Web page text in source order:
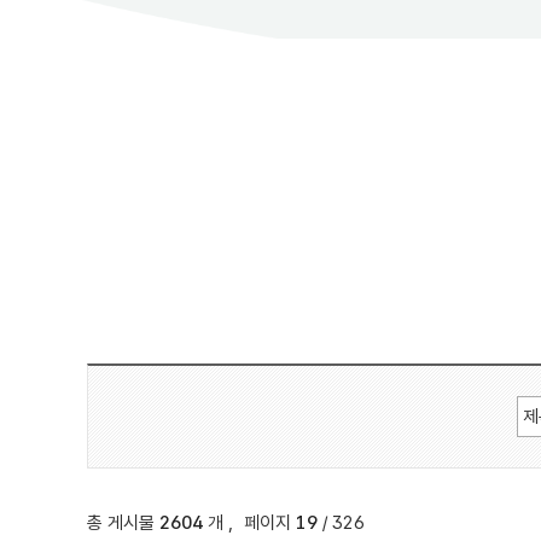
총 게시물 2604 개 , 페이지 19 / 326